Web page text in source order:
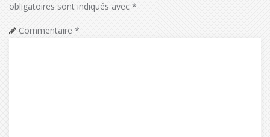
obligatoires sont indiqués avec *
Commentaire *